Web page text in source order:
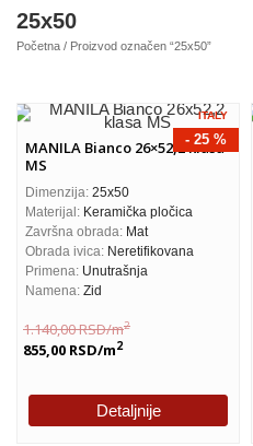
25x50
Početna / Proizvod označen “25x50”
- 25 %
ITALY
MANILA Bianco 26×52,2 klasa
MS
Dimenzija: 25x50
Materijal: Keramička pločica
Završna obrada: Mat
Obrada ivica: Neretifikovana
Primena: Unutrašnja
Namena: Zid
1.140,00RSD/m2
855,00 RSD/m2
Detaljnije